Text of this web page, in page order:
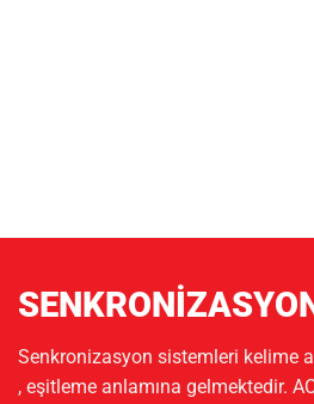
Senkronizasyon sistemleri kelime
, eşitleme anlamına gelmektedir.